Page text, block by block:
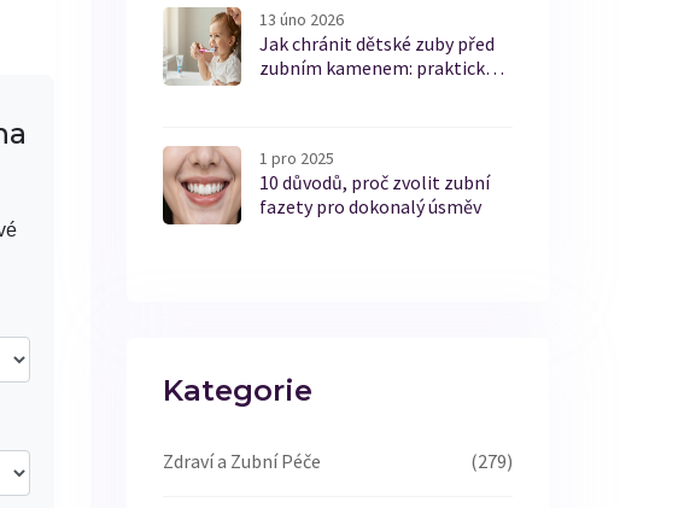
13 úno 2026
Jak chránit dětské zuby před
zubním kamenem: praktické
1 pro 2025
10 důvodů, proč zvolit zubní
fazety pro dokonalý úsměv
Kategorie
Zdraví a Zubní Péče (279)